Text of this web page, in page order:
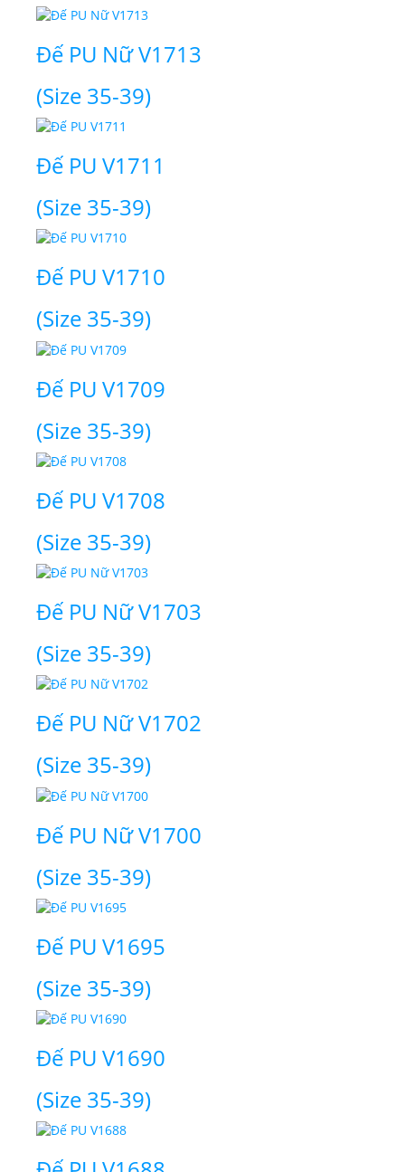
Đế PU Nữ V1713
(Size 35-39)
Đế PU V1711
(Size 35-39)
Đế PU V1710
(Size 35-39)
Đế PU V1709
(Size 35-39)
Đế PU V1708
(Size 35-39)
Đế PU Nữ V1703
(Size 35-39)
Đế PU Nữ V1702
(Size 35-39)
Đế PU Nữ V1700
(Size 35-39)
Đế PU V1695
(Size 35-39)
Đế PU V1690
(Size 35-39)